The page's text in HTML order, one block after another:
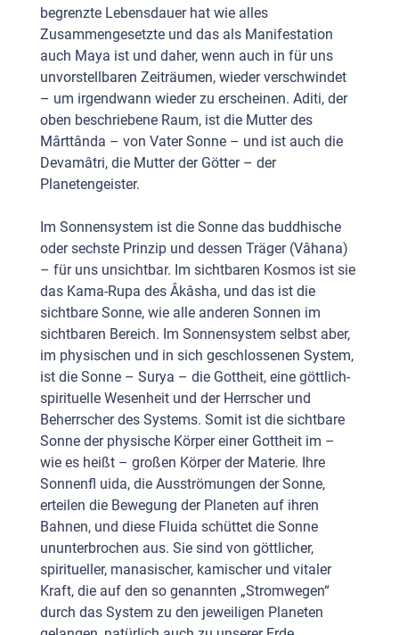
begrenzte Lebensdauer hat wie alles
Zusammengesetzte und das als Manifestation
auch Maya ist und daher, wenn auch in für uns
unvorstellbaren Zeiträumen, wieder verschwindet
– um irgendwann wieder zu erscheinen. Aditi, der
oben beschriebene Raum, ist die Mutter des
Mârttânda – von Vater Sonne – und ist auch die
Devamâtri, die Mutter der Götter – der
Planetengeister.
Im Sonnensystem ist die Sonne das buddhische
oder sechste Prinzip und dessen Träger (Vâhana)
– für uns unsichtbar. Im sichtbaren Kosmos ist sie
das Kama-Rupa des Âkâsha, und das ist die
sichtbare Sonne, wie alle anderen Sonnen im
sichtbaren Bereich. Im Sonnensystem selbst aber,
im physischen und in sich geschlossenen System,
ist die Sonne – Surya – die Gottheit, eine göttlich-
spirituelle Wesenheit und der Herrscher und
Beherrscher des Systems. Somit ist die sichtbare
Sonne der physische Körper einer Gottheit im –
wie es heißt – großen Körper der Materie. Ihre
Sonnenfl uida, die Ausströmungen der Sonne,
erteilen die Bewegung der Planeten auf ihren
Bahnen, und diese Fluida schüttet die Sonne
ununterbrochen aus. Sie sind von göttlicher,
spiritueller, manasischer, kamischer und vitaler
Kraft, die auf den so genannten „Stromwegen“
durch das System zu den jeweiligen Planeten